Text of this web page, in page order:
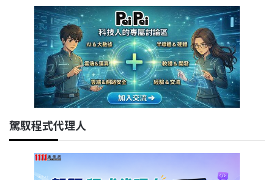
駕馭程式代理人